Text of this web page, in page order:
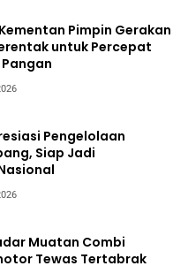
Pimpin Gerakan
untuk Percepat
Pengelolaan
Siap Jadi
Muatan Combi
Tewas Tertabrak